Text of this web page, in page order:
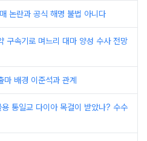
논란과 공식 해명 불법 아니다
구속기로 며느리 대마 양성 수사 전망
배경 이준석과 관계
통일교 다이아 목걸이 받았나? 수수